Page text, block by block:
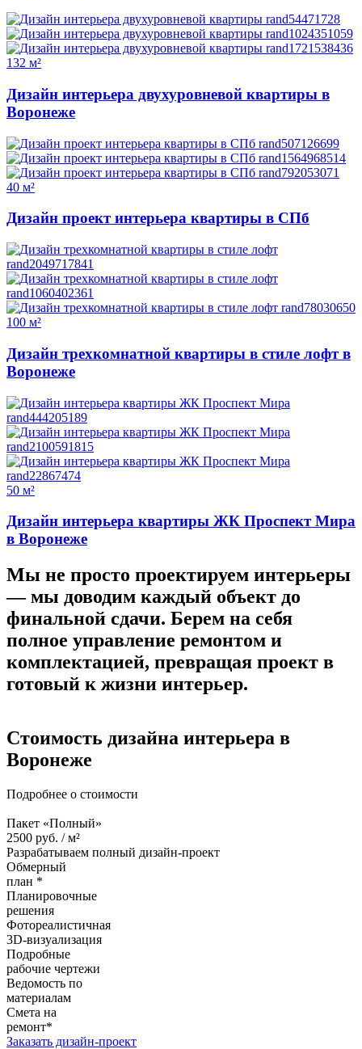
132 м²
Дизайн интерьера двухуровневой квартиры в
Воронеже
40 м²
Дизайн проект интерьера квартиры в СПб
100 м²
Дизайн трехкомнатной квартиры в стиле лофт в
Воронеже
50 м²
Дизайн интерьера квартиры ЖК Проспект Мира
в Воронеже
Мы не просто проектируем интерьеры
—мы доводим каждый объект до
финальной сдачи. Берем на себя
полное управление ремонтом и
комплектацией, превращая проект в
готовый к жизни интерьер.
Стоимость дизайна интерьера в
Воронеже
Подробнее о стоимости
Пакет «Полный»
2500 руб. /м²
Разрабатываем полный дизайн-проект
Обмерный
план *
Планировочные
решения
Фотореалистичная
3D-визуализация
Подробные
рабочие чертежи
Ведомость по
материалам
Смета на
ремонт*
Заказать дизайн-проект